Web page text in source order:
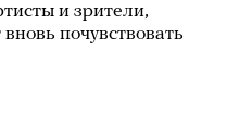
и зрители,
почувствовать